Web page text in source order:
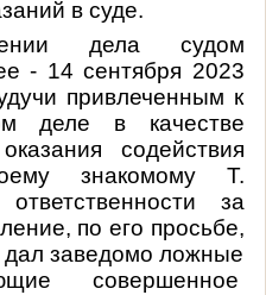
в суде.
дела судом
- 14 сентября 2023
привлеченным к
деле в качестве
содействия
знакомому Т.
за
по его просьбе,
дал заведомо ложные
совершенное